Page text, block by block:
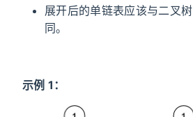
展开后的单链表应该与二叉树
同。
示例 1：